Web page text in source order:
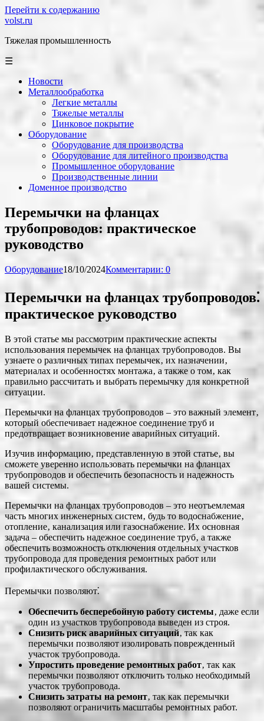
Перейти к содержанию
volst.ru
Тяжелая промышленность
☰
Новости
Металлообработка
Легкие металлы
Тяжелые металлы
Цинковое покрытие
Оборудование
Оборудование для производства
Оборудование для литейного производства
Промышленное оборудование
Производственные линии
Доменное производство
Перемычки на фланцах
трубопроводов: практическое
руководство
Оборудование18/10/2024Комментарии: 0
Перемычки на фланцах трубопроводов⁚
практическое руководство
В этой статье мы рассмотрим практические аспекты
использования перемычек на фланцах трубопроводов. Вы
узнаете о различных типах перемычек‚ их назначении‚
материалах и особенностях монтажа‚ а также о том‚ как
правильно рассчитать и выбрать перемычку для конкретной
ситуации.
Перемычки на фланцах трубопроводов – это важный элемент‚
который обеспечивает надежное соединение труб и
предотвращает возникновение аварийных ситуаций.
Изучив информацию‚ представленную в этой статье‚ вы
сможете уверенно использовать перемычки на фланцах
трубопроводов и обеспечить безопасность и надежность
вашей системы.
Перемычки на фланцах трубопроводов – это неотъемлемая
часть многих инженерных систем‚ будь то водоснабжение‚
отопление‚ канализация или газоснабжение. Их основная
задача – обеспечить надежное соединение труб‚ а также
обеспечить возможность отключения отдельных участков
трубопровода для проведения ремонтных работ или
профилактического обслуживания.
Перемычки позволяют⁚
Обеспечить бесперебойную работу системы‚ даже если
один из участков трубопровода выведен из строя.
Снизить риск аварийных ситуаций‚ так как
перемычки позволяют изолировать поврежденный
участок трубопровода.
Упростить проведение ремонтных работ‚ так как
перемычки позволяют отключить только необходимый
участок трубопровода.
Снизить затраты на ремонт‚ так как перемычки
позволяют ограничить масштабы ремонтных работ.